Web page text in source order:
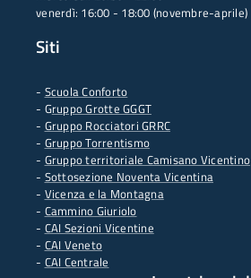
venerdì: 16:00 - 18:00 (novembre-aprile)
Siti
- Scuola Conforto
- Gruppo Grotte GGGT
- Gruppo Rocciatori GRRC
- Gruppo Torrentismo
- Gruppo territoriale Camisano Vicentino
- Sottosezione Noventa Vicentina
- Vicenza e la Montagna
- Cammino Giuriolo
- CAI Sezioni Vicentine
- CAI Veneto
- CAI Centrale